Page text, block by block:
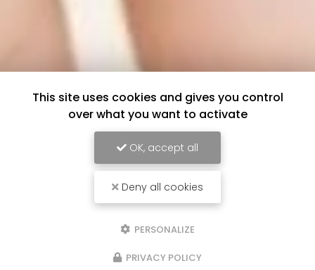
This site uses cookies and gives you control
over what you want to activate
OK, accept all
Deny all cookies
PERSONALIZE
PRIVACY POLICY